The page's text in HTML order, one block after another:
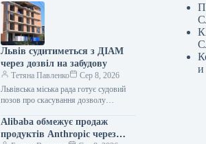
Львів судитиметься з ДІАМ
через дозвіл на забудову
Тетяна Павленко
Сер 8, 2026
Львівська міська рада готує судовий
позов про скасування дозволу
містобудування України (ДІАМ) на
будівництво багатоквартирного
Alibaba обмежує продаж
продуктів Anthropic через
и